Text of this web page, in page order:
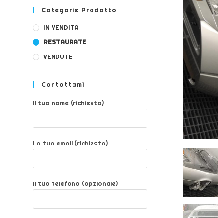
Categorie Prodotto
IN VENDITA
RESTAURATE
VENDUTE
Contattami
Il tuo nome (richiesto)
La tua email (richiesto)
Il tuo telefono (opzionale)